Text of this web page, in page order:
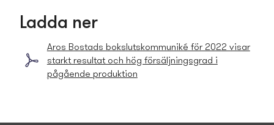
Ladda ner
Aros Bostads­ bokslutskommuniké för 2022 visar
starkt resultat och hög försäljningsgrad i
pågående produktion